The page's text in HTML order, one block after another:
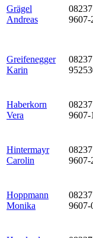
Grägel
Andreas
08237
9607-
Greifenegger
Karin
08237
Haberkorn
Vera
08237
9607-
Hintermayr
Carolin
08237
9607-
Hoppmann
Monika
08237
9607-